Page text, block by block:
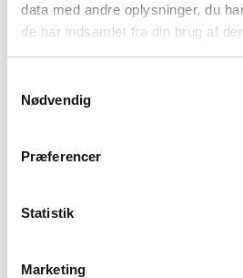
data med andre oplysninger, du
de har indsamlet fra din brug af
Nødvendig
Præferencer
Statistik
Marketing